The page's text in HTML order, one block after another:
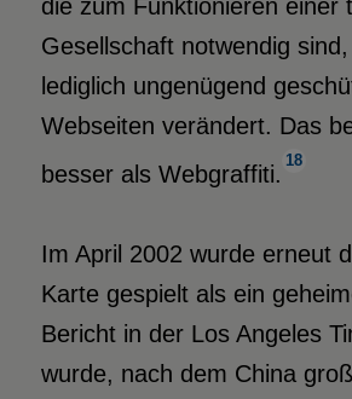
die zum Funktionieren einer
Gesellschaft notwendig
lediglich ungenügend
Webseiten verändert. Das
besser als Webgraffiti.
18
Im April 2002 wurde erneut
Karte gespielt als ein
Bericht in der Los Angeles
wurde, nach dem China